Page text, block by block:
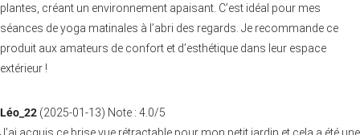
plantes, créant un environnement apaisant. C’est idéal pour mes
séances de yoga matinales à l’abri des regards. Je recommande ce
produit aux amateurs de confort et d’esthétique dans leur espace
extérieur !
Léo_22 (2025-01-13) Note : 4.0/5
J’ai acquis ce brise vue rétractable pour mon petit jardin et cela a été une